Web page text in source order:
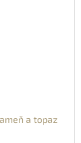
a topaz